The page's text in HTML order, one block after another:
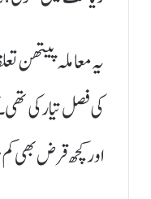
یہ معاملہ پیتھن
کی فصل تیار کی
اور کچھ قرض بھی کم